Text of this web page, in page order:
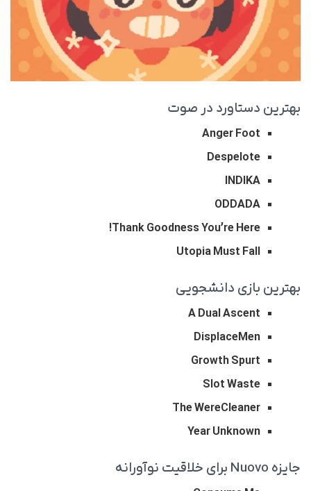
بهترین دستاورد در صوت
Anger Foot
Despelote
INDIKA
ODDADA
Thank Goodness You’re Here!
Utopia Must Fall
بهترین بازی دانشجویی
A Dual Ascent
DisplaceMen
Growth Spurt
Slot Waste
The WereCleaner
Year Unknown
جایزه Nuovo برای خلاقیت نوآورانه